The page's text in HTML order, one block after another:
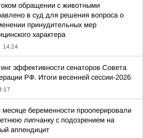
обращении с животными
в суд для решения вопроса о
принудительных мер
характера
14:24
эффективности сенаторов Совета
РФ. Итоги весенней сессии-2026
месяце беременности прооперировали
липчанку с подозрением на
аппендицит